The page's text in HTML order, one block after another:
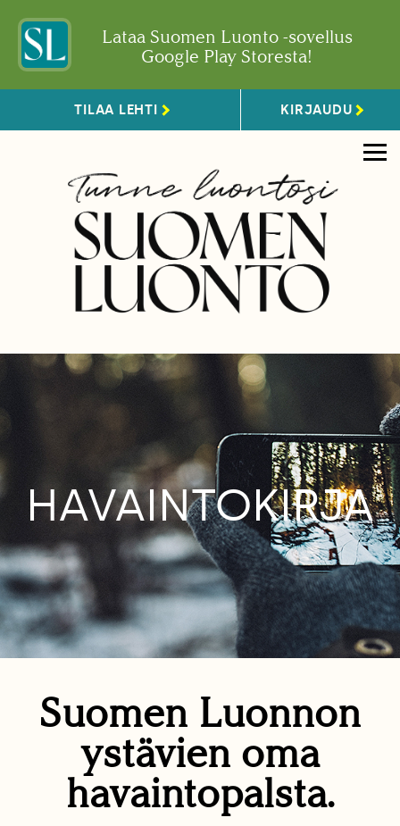
Lataa Suomen Luonto -sovellus
Google Play Storesta!
TILAA LEHTI KIRJAUDU
HAVAINTOKIRJA
Suomen Luonnon
ystävien oma
havaintopalsta.